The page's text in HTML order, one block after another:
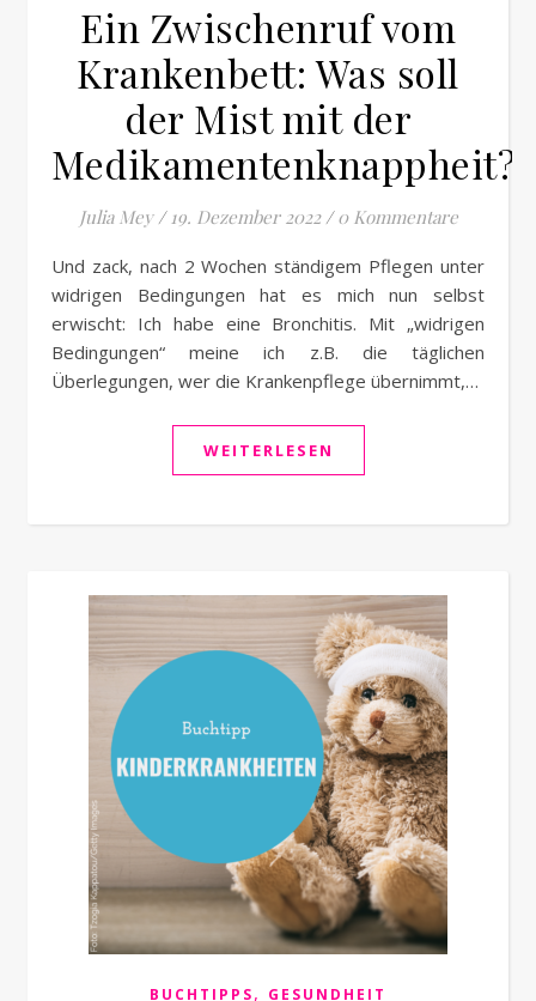
Ein Zwischenruf vom
Krankenbett: Was soll
der Mist mit der
Medikamentenknappheit?
Julia Mey / 19. Dezember 2022 / 0 Kommentare
Und zack, nach 2 Wochen ständigem Pflegen unter
widrigen Bedingungen hat es mich nun selbst
erwischt: Ich habe eine Bronchitis. Mit „widrigen
Bedingungen“ meine ich z.B. die täglichen
Überlegungen, wer die Krankenpflege übernimmt,…
WEITERLESEN
BUCHTIPPS, GESUNDHEIT